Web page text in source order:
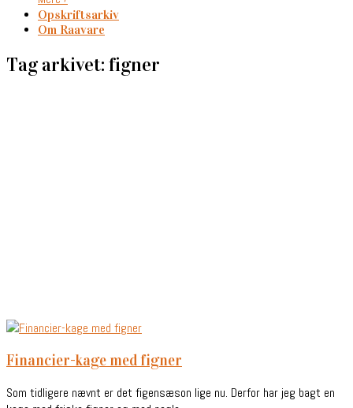
Opskriftsarkiv
Om Raavare
Tag arkivet: figner
financier-kage med figner
Som tidligere nævnt er det figensæson lige nu. Derfor har jeg bagt en